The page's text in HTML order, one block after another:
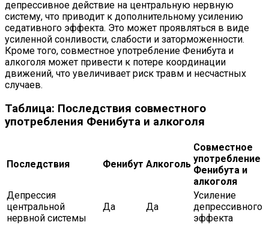
депрессивное действие на центральную нервную
систему, что приводит к дополнительному усилению
седативного эффекта. Это может проявляться в виде
усиленной сонливости, слабости и заторможенности.
Кроме того, совместное употребление Фенибута и
алкоголя может привести к потере координации
движений, что увеличивает риск травм и несчастных
случаев.
Таблица: Последствия совместного
употребления Фенибута и алкоголя
Последствия Фенибут Алкоголь
Совместное
употребление
Фенибута и
алкоголя
Депрессия
центральной
нервной системы
Да Да
Усиление
депрессивного
эффекта